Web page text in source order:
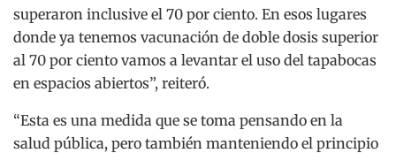
superaron inclusive el 70 por ciento. En esos lugares
donde ya tenemos vacunación de doble dosis superior
al 70 por ciento vamos a levantar el uso del tapabocas
en espacios abiertos”, reiteró.
“Esta es una medida que se toma pensando en la
salud pública, pero también manteniendo el principio